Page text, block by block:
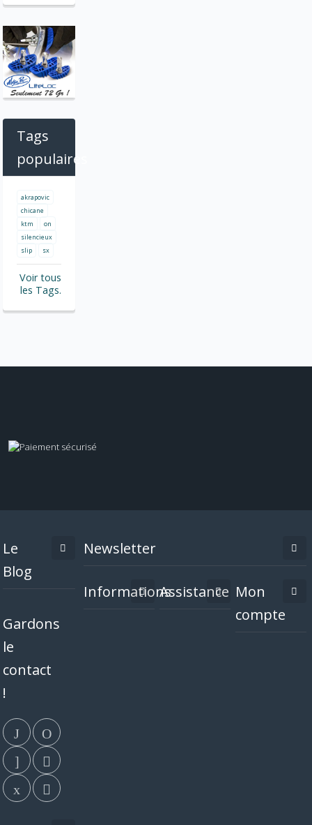
Tags
populaires
akrapovic
chicane
ktm
on
silencieux
slip
sx
Voir tous
les Tags.
Le
Blog
Gardons
le
contact
!
Newsletter
InformationsAssistance Mon
compte